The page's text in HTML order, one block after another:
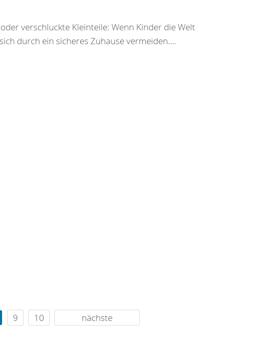
verschluckte Kleinteile: Wenn Kinder die Welt
durch ein sicheres Zuhause vermeiden....
9 10 nächste